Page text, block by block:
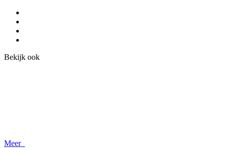
Bekijk ook
Meer